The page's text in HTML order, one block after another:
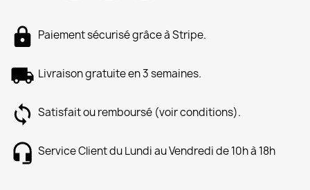
Paiement sécurisé grâce à Stripe.
Livraison gratuite en 3 semaines.
Satisfait ou remboursé (voir conditions).
Service Client du Lundi au Vendredi de 10h à 18h